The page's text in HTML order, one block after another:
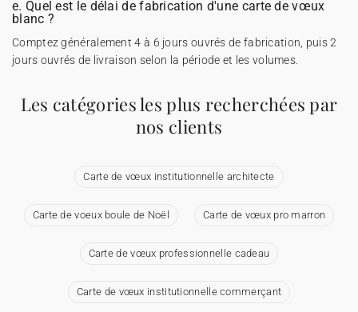
e. Quel est le délai de fabrication d'une carte de vœux
blanc ?
Comptez généralement 4 à 6 jours ouvrés de fabrication, puis 2
jours ouvrés de livraison selon la période et les volumes.
Les catégories les plus recherchées par
nos clients
Carte de vœux institutionnelle architecte
Carte de voeux boule de Noël Carte de vœux pro marron
Carte de vœux professionnelle cadeau
Carte de vœux institutionnelle commerçant